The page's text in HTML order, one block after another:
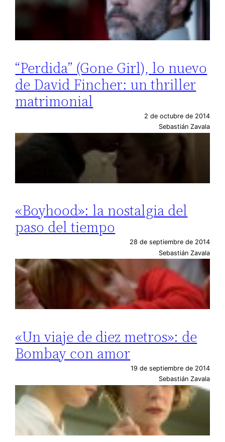
“Perdida” (Gone Girl), lo nuevo
de David Fincher: un thriller
matrimonial
2 de octubre de 2014
Sebastián Zavala
«Boyhood»: la nostalgia del
paso del tiempo
28 de septiembre de 2014
Sebastián Zavala
«Un viaje de diez metros»: de
Bombay con amor
19 de septiembre de 2014
Sebastián Zavala